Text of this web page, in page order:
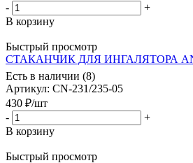
-
+
В корзину
Быстрый просмотр
СТАКАНЧИК ДЛЯ ИНГАЛЯТОРА
Есть в наличии (8)
Артикул: CN-231/235-05
430 ₽/шт
-
+
В корзину
Быстрый просмотр